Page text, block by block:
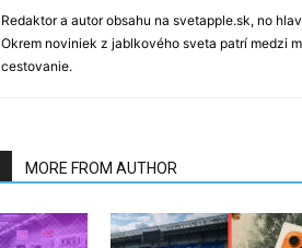
Redaktor a autor obsahu na svetapple.sk, no
Okrem noviniek z jablkového sveta patrí medzi
cestovanie.
MORE FROM AUTHOR